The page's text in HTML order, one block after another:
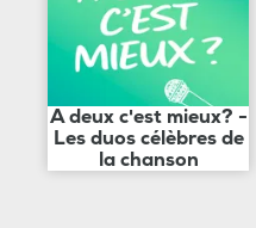
A deux c'est mieux? -
Les duos célèbres de
la chanson